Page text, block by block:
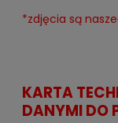
*zdjęcia są
KARTA
DANYMI DO